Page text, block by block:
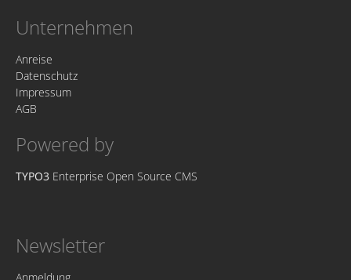
Unternehmen
Anreise
Datenschutz
Impressum
AGB
Powered by
TYPO3 Enterprise Open Source CMS
Newsletter